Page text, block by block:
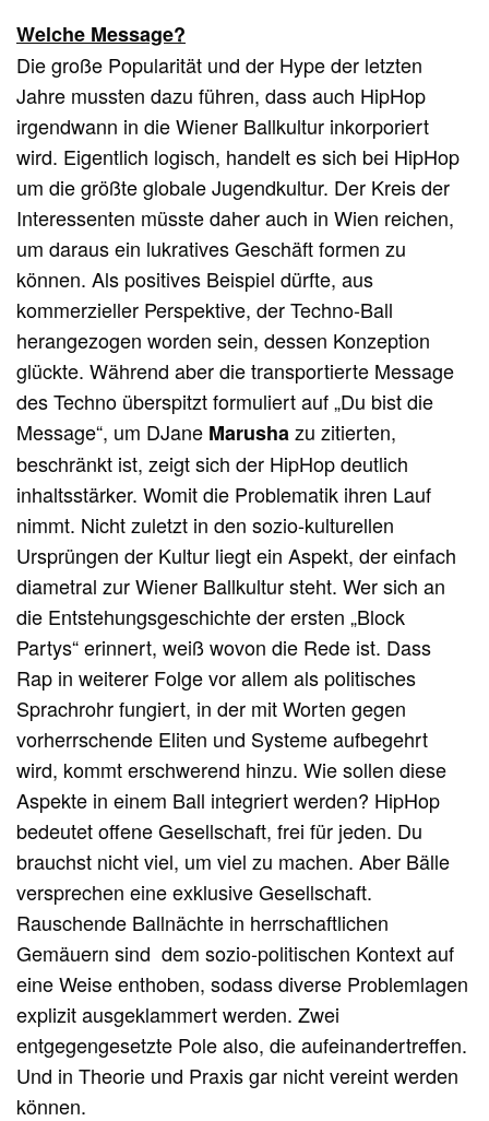
Welche Message?
Die große Popularität und der Hype der letzten
Jahre mussten dazu führen, dass auch HipHop
irgendwann in die Wiener Ballkultur inkorporiert
wird. Eigentlich logisch, handelt es sich bei HipHop
um die größte globale Jugendkultur. Der Kreis der
Interessenten müsste daher auch in Wien reichen,
um daraus ein lukratives Geschäft formen zu
können. Als positives Beispiel dürfte, aus
kommerzieller Perspektive, der Techno-Ball
herangezogen worden sein, dessen Konzeption
glückte. Während aber die transportierte Message
des Techno überspitzt formuliert auf „Du bist die
Message“, um DJane Marushazu zitierten,
beschränkt ist, zeigt sich der HipHop deutlich
inhaltsstärker. Womit die Problematik ihren Lauf
nimmt. Nicht zuletzt in den sozio-kulturellen
Ursprüngen der Kultur liegt ein Aspekt, der einfach
diametral zur Wiener Ballkultur steht. Wer sich an
die Entstehungsgeschichte der ersten „Block
Partys“ erinnert, weiß wovon die Rede ist. Dass
Rap in weiterer Folge vor allem als politisches
Sprachrohr fungiert, in der mit Worten gegen
vorherrschende Eliten und Systeme aufbegehrt
wird, kommt erschwerend hinzu. Wie sollen diese
Aspekte in einem Ball integriert werden? HipHop
bedeutet offene Gesellschaft, frei für jeden. Du
brauchst nicht viel, um viel zu machen. Aber Bälle
versprechen eine exklusive Gesellschaft.
Rauschende Ballnächte in herrschaftlichen
Gemäuern sind dem sozio-politischen Kontext auf
eine Weise enthoben, sodass diverse Problemlagen
explizit ausgeklammert werden. Zwei
entgegengesetzte Pole also, die aufeinandertreffen.
Und in Theorie und Praxis gar nicht vereint werden
können.